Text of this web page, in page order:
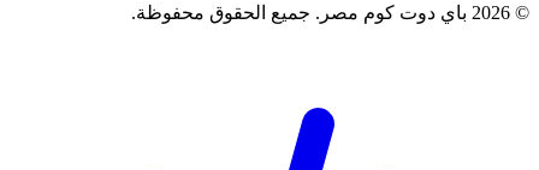
©
2026 باي دوت كوم مصر . جميع الحقوق محفوظة.